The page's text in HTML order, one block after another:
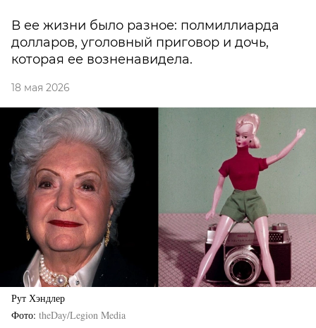
В ее жизни было разное: полмиллиарда
долларов, уголовный приговор и дочь,
которая ее возненавидела.
18 мая 2026
Рут Хэндлер
Фото theDay/Legion Media